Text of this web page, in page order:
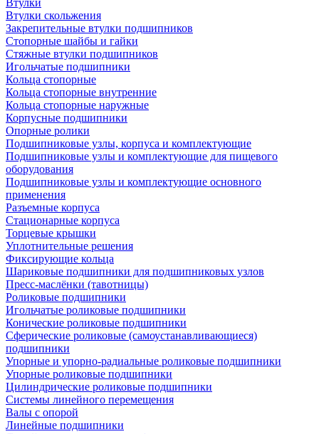
Втулки
Втулки скольжения
Закрепительные втулки подшипников
Стопорные шайбы и гайки
Стяжные втулки подшипников
Игольчатые подшипники
Кольца стопорные
Кольца стопорные внутренние
Кольца стопорные наружные
Корпусные подшипники
Опорные ролики
Подшипниковые узлы, корпуса и комплектующие
Подшипниковые узлы и комплектующие для пищевого
оборудования
Подшипниковые узлы и комплектующие основного
применения
Разъемные корпуса
Стационарные корпуса
Торцевые крышки
Уплотнительные решения
Фиксирующие кольца
Шариковые подшипники для подшипниковых узлов
Пресс-маслёнки (тавотницы)
Роликовые подшипники
Игольчатые роликовые подшипники
Конические роликовые подшипники
Сферические роликовые (самоустанавливающиеся)
подшипники
Упорные и упорно-радиальные роликовые подшипники
Упорные роликовые подшипники
Цилиндрические роликовые подшипники
Системы линейного перемещения
Валы с опорой
Линейные подшипники